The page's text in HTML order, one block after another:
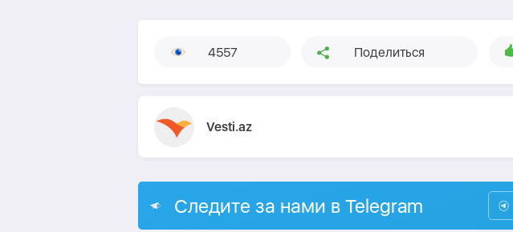
4557 Поделиться
Vesti.az
Следите за нами в Telegram